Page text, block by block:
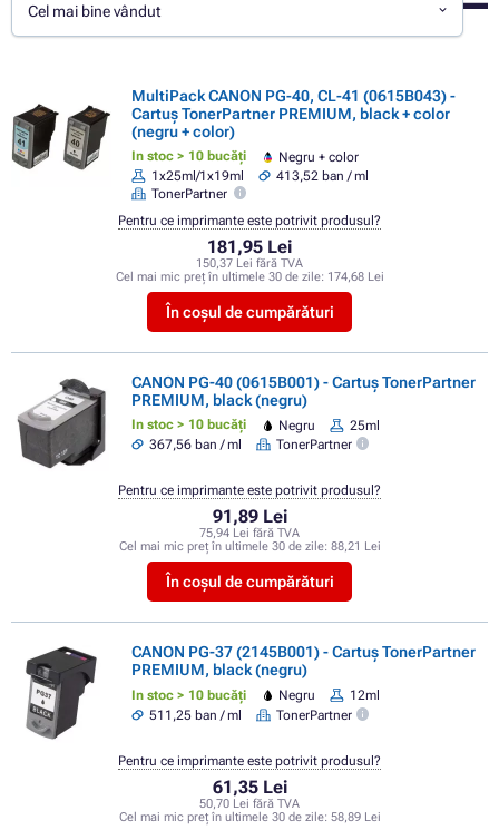
Cel mai bine vândut
MultiPack CANON PG-40, CL-41 (0615B043) -
Cartuș TonerPartner PREMIUM, black + color
(negru + color)
In stoc > 10 bucăți
Negru + color
1x25ml/1x19ml
413,52 ban / ml
TonerPartner
181,95 Lei
150,37 Lei fără TVA
Cel mai mic preț în ultimele 30 de zile: 174,68 Lei
În coșul de cumpărături
Pentru ce imprimante este potrivit produsul?
CANON PG-40 (0615B001) - Cartuș TonerPartner
PREMIUM, black (negru)
In stoc > 10 bucăți Negru
25ml
367,56 ban / ml
TonerPartner
91,89 Lei
75,94 Lei fără TVA
Cel mai mic preț în ultimele 30 de zile: 88,21 Lei
În coșul de cumpărături
Pentru ce imprimante este potrivit produsul?
CANON PG-37 (2145B001) - Cartuș TonerPartner
PREMIUM, black (negru)
In stoc > 10 bucăți Negru
12ml
511,25 ban / ml
TonerPartner
61,35 Lei
50,70 Lei fără TVA
Cel mai mic preț în ultimele 30 de zile: 58,89 Lei
Pentru ce imprimante este potrivit produsul?